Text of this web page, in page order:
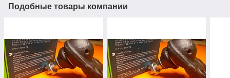
Подобные товары компании